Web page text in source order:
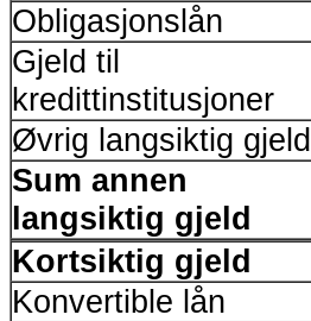
Obligasjonslån
Gjeld til
kredittinstitusjoner
Øvrig langsiktig gjeld
Sum annen
langsiktig gjeld
Kortsiktig gjeld
Konvertible lån